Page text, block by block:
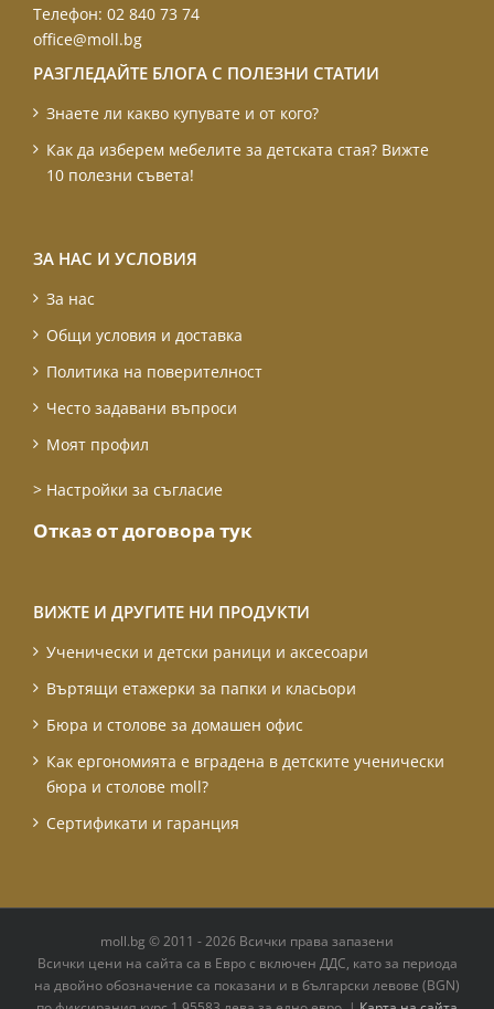
Телефон: 02 840 73 74
office@moll.bg
РАЗГЛЕДАЙТЕ БЛОГА С ПОЛЕЗНИ СТАТИИ
Знаете ли какво купувате и от кого?
Как да изберем мебелите за детската стая? Вижте
10 полезни съвета!
ЗА НАС И УСЛОВИЯ
За нас
Общи условия и доставка
Политика на поверителност
Често задавани въпроси
Моят профил
> Настройки за съгласие
Отказ от договора тук
ВИЖТЕ И ДРУГИТЕ НИ ПРОДУКТИ
Ученически и детски раници и аксесоари
Въртящи етажерки за папки и класьори
Бюра и столове за домашен офис
Как ергономията е вградена в детските ученически
бюра и столове moll?
Сертификати и гаранция
moll.bg © 2011 - 2026 Всички права запазени
Всички цени на сайта са в Евро с включен ДДС, като за периода
на двoйно обозначение са показани и в български левове (BGN)